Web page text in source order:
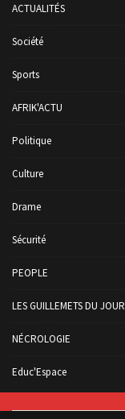
ACTUALITÉS
Société
Sports
AFRIK'ACTU
Politique
Culture
Drame
Sécurité
PEOPLE
LES GUILLEMETS DU JOUR
NÉCROLOGIE
Educ'Espace